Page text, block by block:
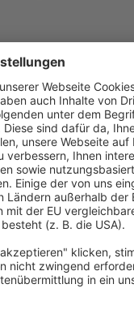
wir Sie über